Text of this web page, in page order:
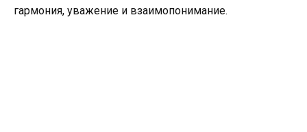
гармония, уважение и взаимопонимание.